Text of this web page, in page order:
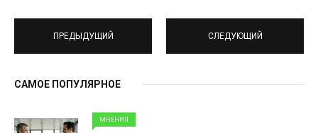
ПРЕДЫДУЩИЙ СЛЕДУЮЩИЙ
САМОЕ ПОПУЛЯРНОЕ
МНЕНИЯ